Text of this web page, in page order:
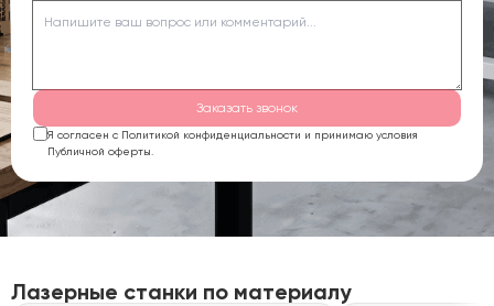
Заказать звонок
Я согласен с Политикой конфиденциальности и принимаю условия
Публичной оферты.
Лазерные станки по материалу